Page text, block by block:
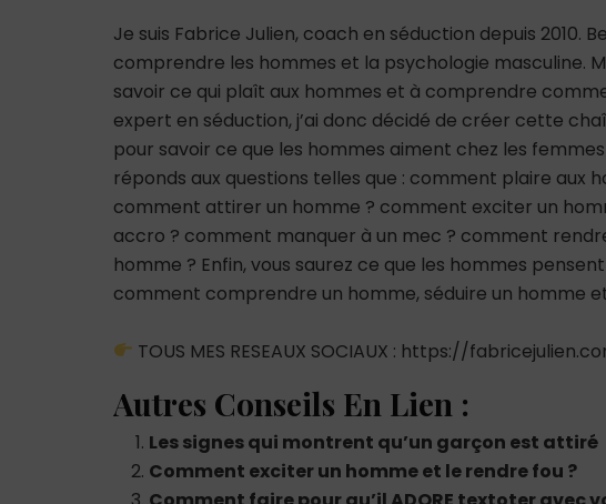
Je suis Fabrice Julien, coach en séduction depuis 2010.
comprendre les hommes et la psychologie masculine.
savoir ce qui plaît aux hommes et à comprendre
expert en séduction, j’ai donc décidé de créer cette
pour savoir ce que les hommes aiment chez les
réponds aux questions telles que : comment plaire aux
comment attirer un homme ? comment exciter un
accro ? comment manquer à un mec ? comment
homme ? Enfin, vous saurez ce que les hommes
comment comprendre un homme, séduire un homme
TOUS MES RESEAUX SOCIAUX : https://
Autres Conseils En Lien :
Les signes qui montrent qu’un garçon est attiré
Comment exciter un homme et le rendre fou ?